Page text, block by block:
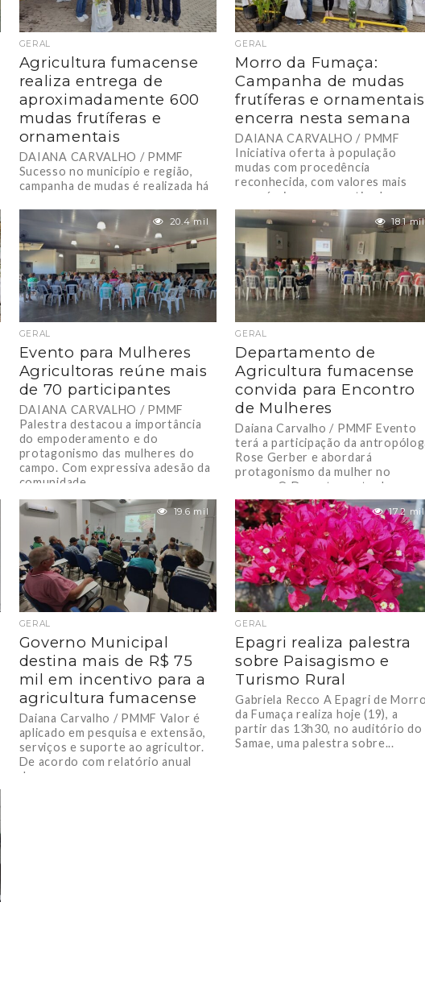
GERAL
Agricultura fumacense
realiza entrega de
aproximadamente 600
mudas frutíferas e
ornamentais
DAIANA CARVALHO / PMMF
Sucesso no município e região,
campanha de mudas é realizada há
GERAL
Morro da Fumaça:
Campanha de mudas
frutíferas e ornamentais
encerra nesta semana
DAIANA CARVALHO / PMMF
Iniciativa oferta à população
mudas com procedência
reconhecida, com valores mais
acessíveis que os praticados no
mercado. Encerra...
20.4 mil
GERAL
Evento para Mulheres
Agricultoras reúne mais
de 70 participantes
DAIANA CARVALHO / PMMF
Palestra destacou a importância
do empoderamento e do
protagonismo das mulheres do
campo. Com expressiva adesão da
comunidade,...
18.1 mil
GERAL
Departamento de
Agricultura fumacense
convida para Encontro
de Mulheres
Daiana Carvalho / PMMF Evento
terá a participação da
Rose Gerber e abordará
protagonismo da mulher no
campo. O Departamento de...
19.6 mil
GERAL
Governo Municipal
destina mais de R$ 75
mil em incentivo para a
agricultura fumacense
Daiana Carvalho / PMMF Valor é
aplicado em pesquisa e extensão,
serviços e suporte ao agricultor.
De acordo com relatório anual
de...
17.2 mil
GERAL
Epagri realiza palestra
sobre Paisagismo e
Turismo Rural
Gabriela Recco A Epagri de
da Fumaça realiza hoje (19), a
partir das 13h30, no auditório do
Samae, uma palestra sobre...